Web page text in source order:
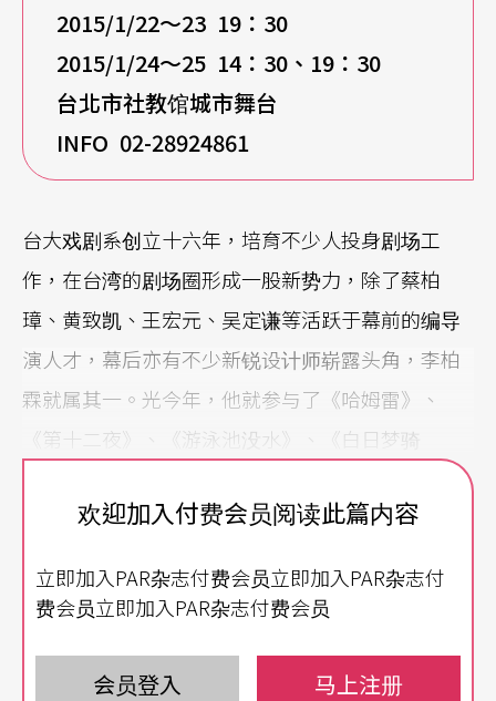
2015/1/22～23 19：30
2015/1/24～25 14：30、19：30
台北市社教馆城市舞台
INFO 02-28924861
台大戏剧系创立十六年，培育不少人投身剧场工
作，在台湾的剧场圈形成一股新势力，除了蔡柏
璋、黄致凯、王宏元、吴定谦等活跃于幕前的编导
演人才，幕后亦有不少新锐设计师崭露头角，李柏
霖就属其一。光今年，他就参与了《哈姆雷》、
《第十二夜》、《游泳池没水》、《白日梦骑
士》、《八月，在我家》、《Q&A二部曲》、《大
家安静》等剧的舞台设计，连对岸的制作也找上
从小就爱画 一路画进剧场
美术班从国小一路念到到高中，李柏霖自幼喜爱绘
欢迎加入付费会员阅读此篇内容
立即加入PAR杂志付费会员立即加入PAR杂志付
费会员立即加入PAR杂志付费会员
会员登入 马上注册